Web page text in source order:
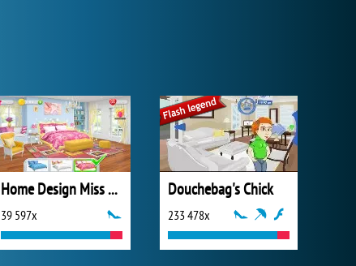
Home Design Miss Robins Home Makeover
39 597x
Douchebag's Chick
233 478x